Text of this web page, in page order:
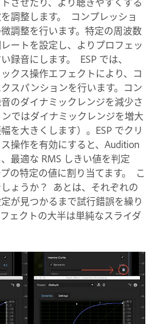
調整します。 コンプレッショ
調整を行います。特定の周波数
ートを設定し、よりプロフェッ
録音にします。 ESP では、
クス操作エフェクトにより、コ
スパンションを行います。コン
のダイナミックレンジを減少さ
ではダイナミックレンジを増大
を大きくします）。ESP でクリ
操作を有効にすると、Audition
最適な RMS しきい値を判定
の特定の値に割り当てます。 こ
ょうか？ あとは、それぞれの
が見つかるまで試行錯誤を繰り
ェクトの大半は単純なスライダ